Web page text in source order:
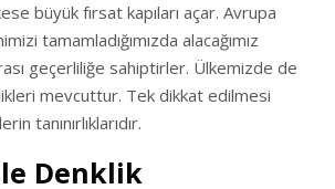
büyük fırsat kapıları açar. Avrupa
tamamladığımızda alacağımız
geçerliliğe sahiptirler. Ülkemizde de
mevcuttur. Tek dikkat edilmesi
tanınırlıklarıdır.
Denklik